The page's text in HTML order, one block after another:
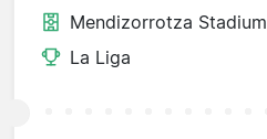
Mendizorrotza Stadium
La Liga